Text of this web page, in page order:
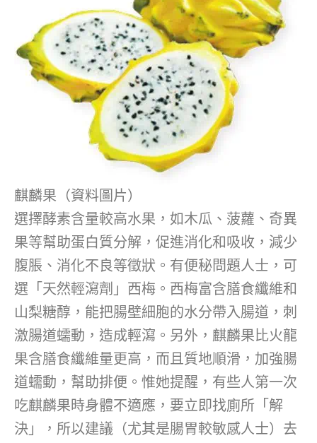
麒麟果（資料圖片）
選擇酵素含量較高水果，如木瓜、菠蘿、奇異
果等幫助蛋白質分解，促進消化和吸收，減少
腹脹、消化不良等徵狀。有便秘問題人士，可
選「天然輕瀉劑」西梅。西梅富含膳食纖維和
山梨糖醇，能把腸壁細胞的水分帶入腸道，刺
激腸道蠕動，造成輕瀉。另外，麒麟果比火龍
果含膳食纖維量更高，而且質地順滑，加強腸
道蠕動，幫助排便。惟她提醒，有些人第一次
吃麒麟果時身體不適應，要立即找廁所「解
決」，所以建議（尤其是腸胃較敏感人士）去